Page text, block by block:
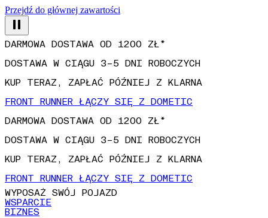
Przejdź do głównej zawartości
DOSTAWA W CIĄGU 3–5 DNI ROBOCZYCH
KUP TERAZ, ZAPŁAĆ PÓŹNIEJ Z KLARNA
FRONT RUNNER ŁĄCZY SIĘ Z DOMETIC
DARMOWA DOSTAWA OD 1200 ZŁ*
DOSTAWA W CIĄGU 3–5 DNI ROBOCZYCH
KUP TERAZ, ZAPŁAĆ PÓŹNIEJ Z KLARNA
FRONT RUNNER ŁĄCZY SIĘ Z DOMETIC
WYPOSAŻ SWÓJ POJAZD
WSPARCIE
BIZNES